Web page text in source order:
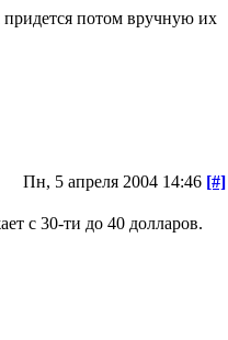
потом вручную их
Пн, 5 апреля 2004 14:46 [#]
с 30-ти до 40 долларов.